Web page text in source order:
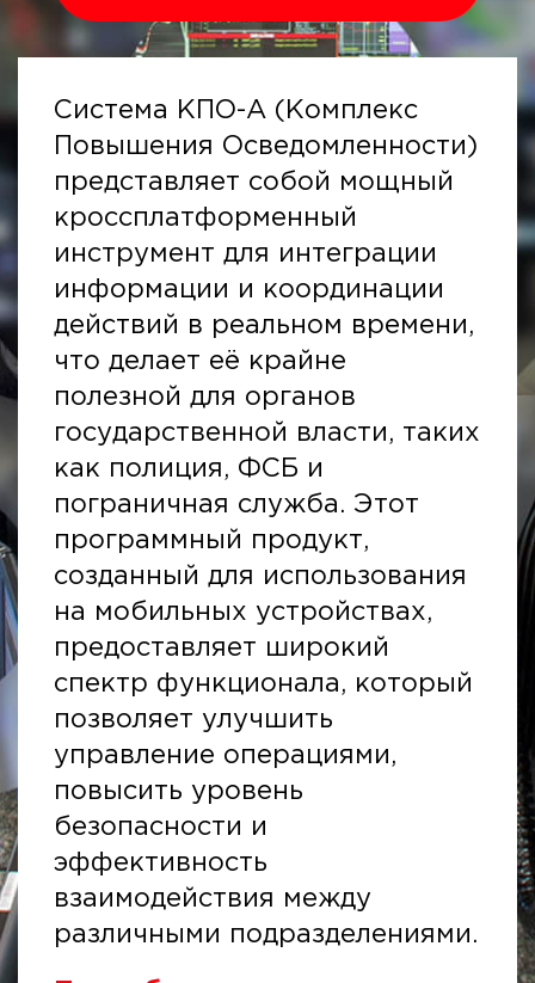
Система КПО-А (Комплекс
Повышения Осведомленности)
представляет собой мощный
кроссплатформенный
инструмент для интеграции
информации и координации
действий в реальном времени,
что делает её крайне
полезной для органов
государственной власти, таких
как полиция, ФСБ и
пограничная служба. Этот
программный продукт,
созданный для использования
на мобильных устройствах,
предоставляет широкий
спектр функционала, который
позволяет улучшить
управление операциями,
повысить уровень
безопасности и
эффективность
взаимодействия между
различными подразделениями.